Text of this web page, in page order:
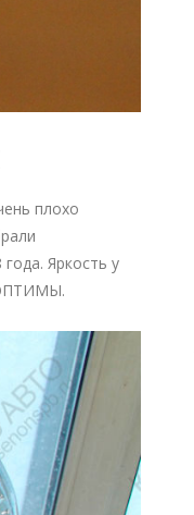
плохо
Яркость у
ОПТИМЫ.